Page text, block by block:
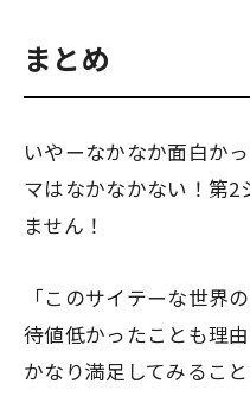
まとめ
いやーなかなか面白か
マはなかなかない！第2
ません！
「このサイテーな世界
待値低かったことも理
かなり満足してみるこ